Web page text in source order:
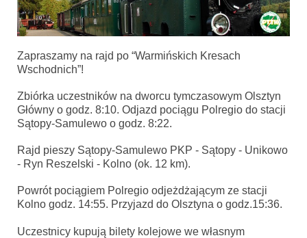
Zapraszamy na rajd po “Warmińskich Kresach
Wschodnich”!
Zbiórka uczestników na dworcu tymczasowym Olsztyn
Główny o godz. 8:10. Odjazd pociągu Polregio do stacji
Sątopy-Samulewo o godz. 8:22.
Rajd pieszy Sątopy-Samulewo PKP - Sątopy - Unikowo
- Ryn Reszelski - Kolno (ok. 12 km).
Powrót pociągiem Polregio odjeżdżającym ze stacji
Kolno godz. 14:55. Przyjazd do Olsztyna o godz.15:36.
Uczestnicy kupują bilety kolejowe we własnym